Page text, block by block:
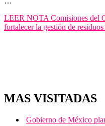
LEER NOTA Comisiones del
fortalecer la gestión de
MAS VISITADAS
Gobierno de México